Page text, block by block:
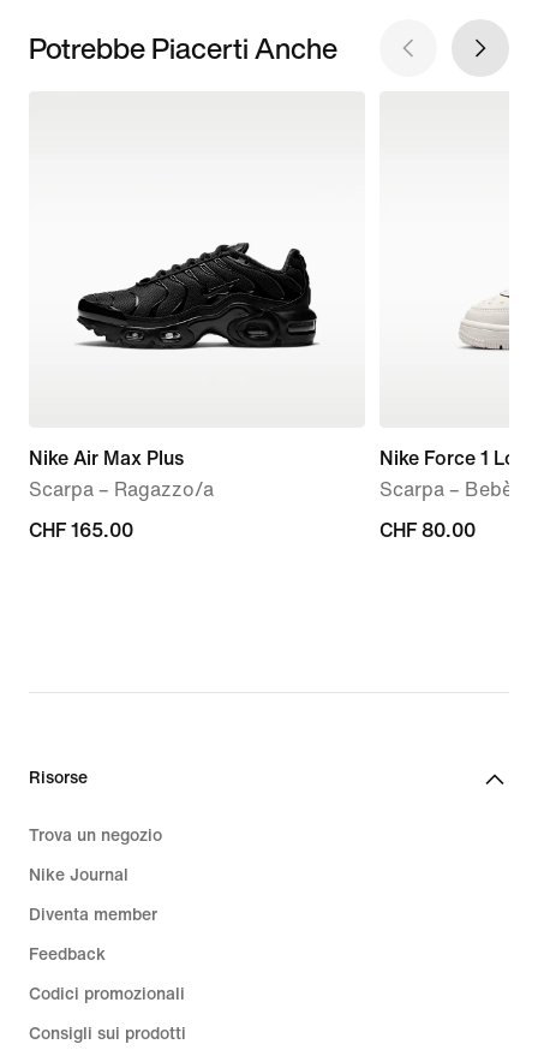
Potrebbe Piacerti Anche
Nike Air Max Plus
Scarpa – Ragazzo/a
CHF
CHF 165.00
Nike Force 1 Low
Scarpa – Bebè e
CHF
CHF 80.00
Risorse
Trova un negozio
Nike Journal
Diventa member
Feedback
Codici promozionali
Consigli sui prodotti